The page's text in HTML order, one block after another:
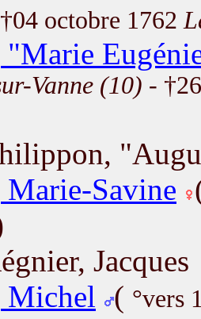
octobre 1762
Vanne (10) -
Savine
Jacques
Michel
( °vers